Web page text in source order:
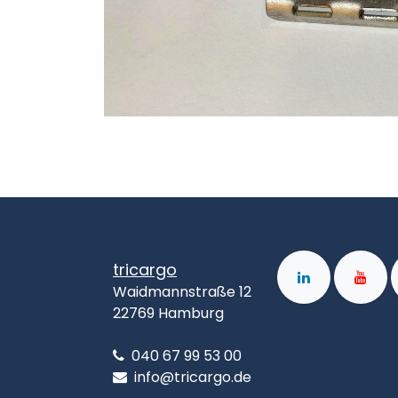
tricargo
Waidmannstraße 12
22769 Hamburg
040 67 99 53 00
info@tricargo.de